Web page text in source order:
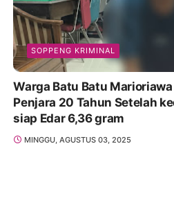
SOPPENG KRIMINAL
Warga Batu Batu
Penjara 20 Tahun Setelah
siap Edar 6,36 gram
MINGGU, AGUSTUS 03, 2025